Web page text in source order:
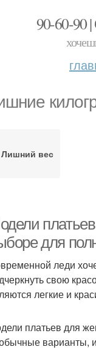
90-60-
Лишний вес
для
леди
свою
легкие и
платьев для
варианты,